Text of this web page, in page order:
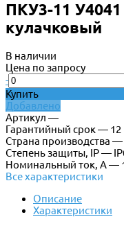
ПКУ3-11
кулачковый
В наличии
Цена по запросу
-
Купить
Добавлено
Артикул —
Гарантийный срок — 12
Страна производства —
Степень защиты, IP —
Номинальный ток, А —
Все характеристики
Описание
Характеристики